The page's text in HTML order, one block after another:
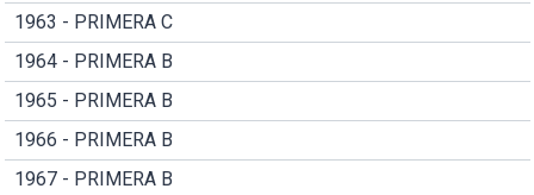
1963 - PRIMERA C
1964 - PRIMERA B
1965 - PRIMERA B
1966 - PRIMERA B
1967 - PRIMERA B